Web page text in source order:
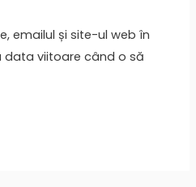
emailul și site-ul web în
viitoare când o să